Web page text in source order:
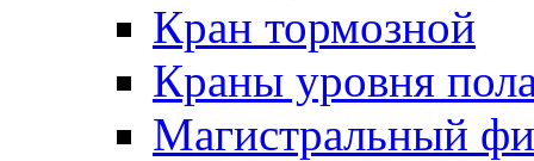
Кран тормозной
Краны уровня
Магистральный